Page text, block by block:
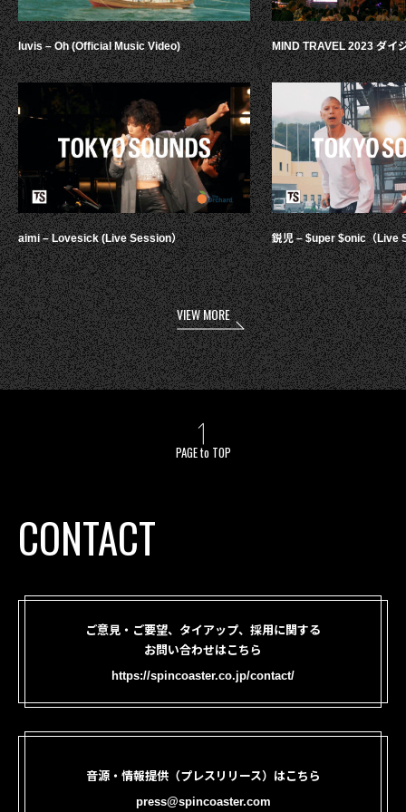
luvis – Oh (Official Music Video)
aimi – Lovesick (Live Session）
MIND TRAVEL 2023 ダイ
鋭児 – $uper $onic（Live
VIEW MORE
PAGE to TOP
CONTACT
ご意見・ご要望、タイアップ、採用に関する
お問い合わせはこちら
https://spincoaster.co.jp/contact/
音源・情報提供（プレスリリース）はこちら
press@spincoaster.com